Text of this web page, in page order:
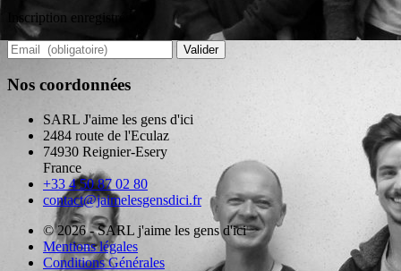
Inscription enregistrée
Valider
Nos coordonnées
SARL J'aime les gens d'ici
2484 route de l'Eculaz
74930 Reignier-Esery
France
+33 4 50 87 02 80
contact@jaimelesgensdici.fr
© 2026 - SARL j'aime les gens d'ici
Mentions légales
Conditions Générales